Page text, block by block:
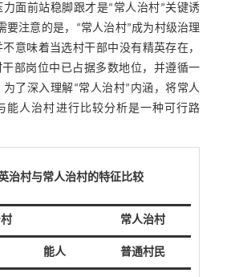
面前站稳脚跟才是“常人治村”关键诱
要注意的是，“常人治村”成为村级治理
意味着当选村干部中没有精英存在，
干部岗位中已占据多数地位，并遵循一
了深入理解“常人治村”内涵，将常人
能人治村进行比较分析是一种可行路
治村与常人治村的特征比较
常人治村
能人 普通村民